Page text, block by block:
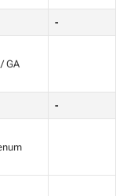
-
GA
-